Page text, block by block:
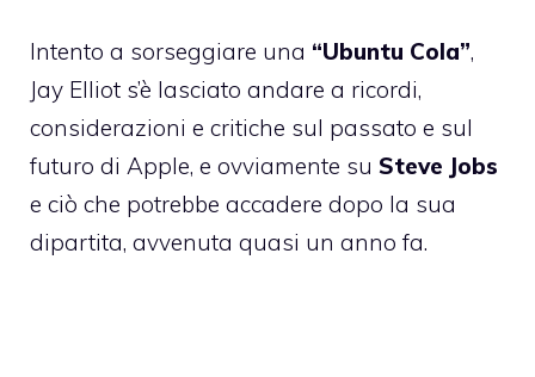
Intento a sorseggiare una “Ubuntu Cola”,
Jay Elliot s’è lasciato andare a ricordi,
considerazioni e critiche sul passato e sul
futuro di Apple, e ovviamente su Steve Jobs
e ciò che potrebbe accadere dopo la sua
dipartita, avvenuta quasi un anno fa.